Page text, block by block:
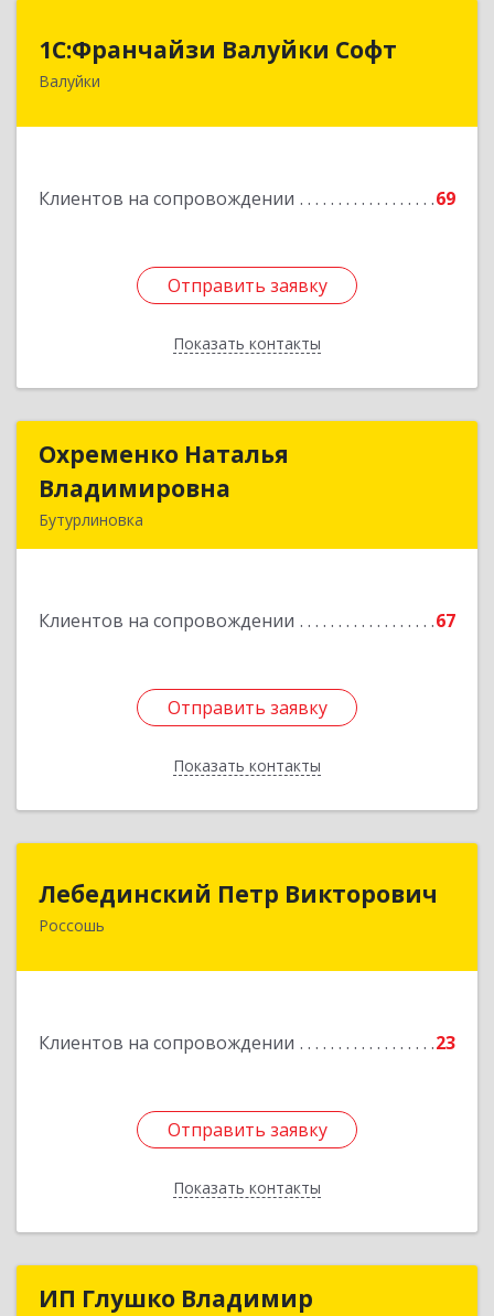
1С:Франчайзи Валуйки Софт
Валуйки
Клиентов на сопровождении 69
Отправить заявку
Показать контакты
1С:Франчайзи Валуйки Софт
309996, Белгородская обл, Валуйки г, Горького,
Отправить заявку
Назад
Охременко Наталья
Владимировна
Бутурлиновка
Клиентов на сопровождении 67
Отправить заявку
Показать контакты
Охременко Наталья
Отправить заявку
Назад
Лебединский Петр Викторович
Россошь
Клиентов на сопровождении 23
Отправить заявку
Показать контакты
Лебединский Петр Викторович
396650, Воронежская обл., г. Россошь, пер.
Отправить заявку
Назад
ИП Глушко ВладимирИП Глушко Владимир